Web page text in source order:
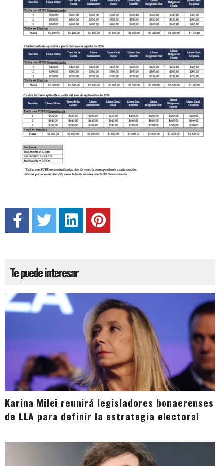
Te puede interesar
Karina Milei reunirá legisladores bonaerenses
de LLA para definir la estrategia electoral